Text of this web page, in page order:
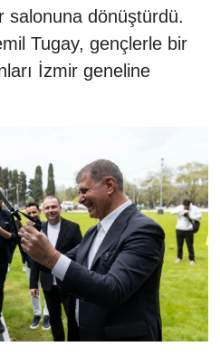
salonuna dönüştürdü.
Tugay, gençlerle bir
İzmir geneline